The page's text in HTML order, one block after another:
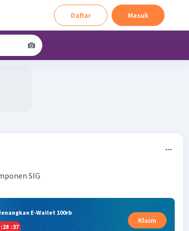
Daftar Masuk
SIG
E-Wallet 100rb
:28 :37
Klaim